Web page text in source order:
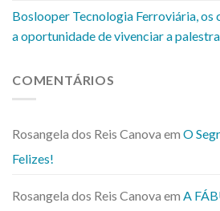
Boslooper Tecnologia Ferroviária,
a oportunidade de vivenciar a
COMENTÁRIOS
Rosangela dos Reis Canova em O
Felizes!
Rosangela dos Reis Canova em A